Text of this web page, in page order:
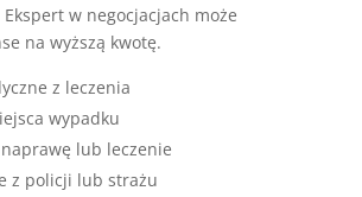
Ekspert w negocjacjach może
na wyższą kwotę.
z leczenia
wypadku
lub leczenie
z policji lub strażu